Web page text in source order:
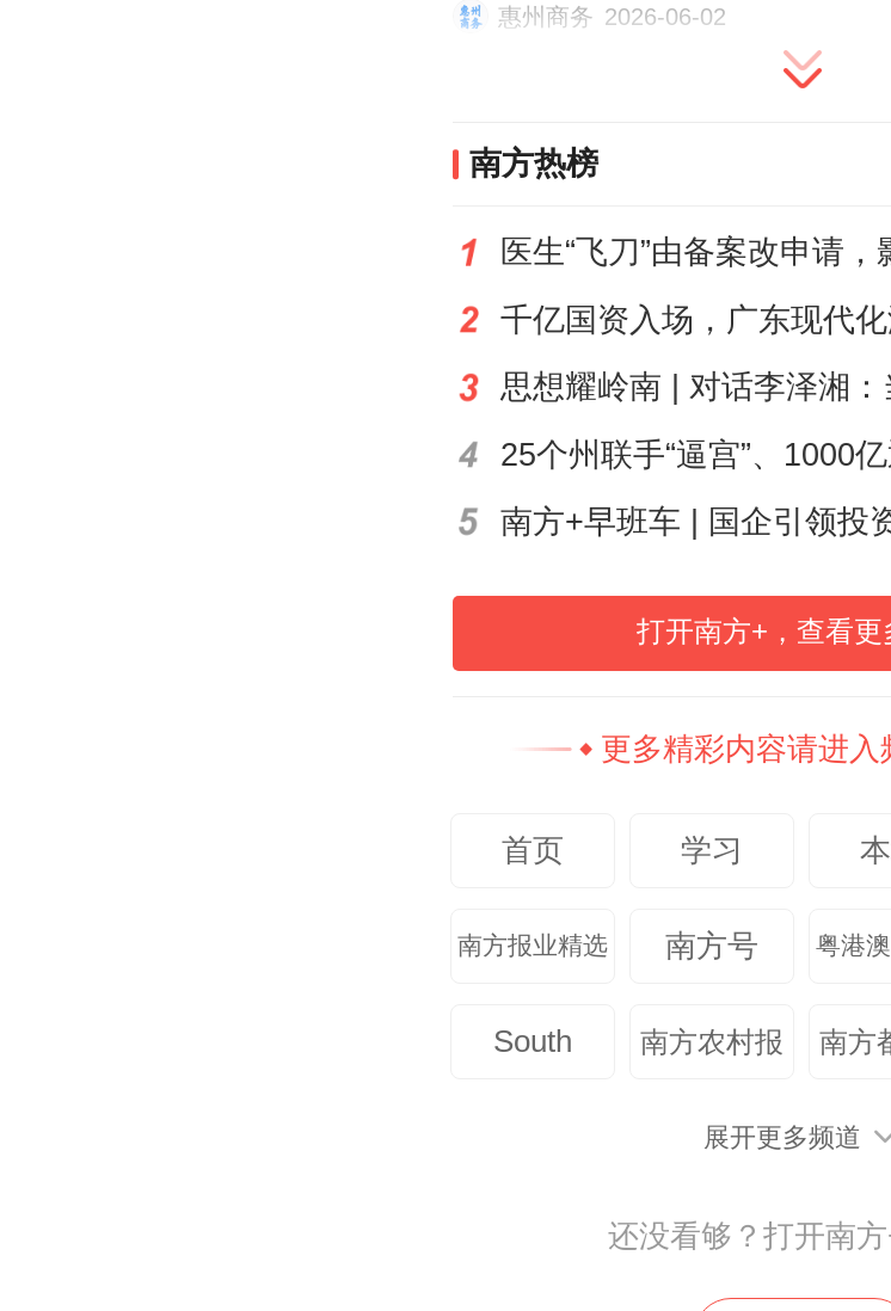
下一步，湛航集团将以廉洁
设目标，加快推进后续工程
项目介绍
中国海鲜美食之都产业综合
区长桥渔港，其原址建于
大的对虾集散基地，年交易
人民集体记忆的霞山水产品
鲜美食之都项目建成后，将
根基，实现“购海鲜、品美食
旅”深度融合的新模式转型。
排版校对丨李晓琪
责任编辑丨蔡玉娟
执行主编丨余晓莉
内容来源丨港航集团
惠州商务 2026-06-02
南方热榜
医生“飞刀”由备案改申请，
打开南方+，查看更
更多精彩内容请进入
首页 学习
南方报业精选 南方号 粤港
South 南方农村报 南方
展开更多频道
还没看够？打开南